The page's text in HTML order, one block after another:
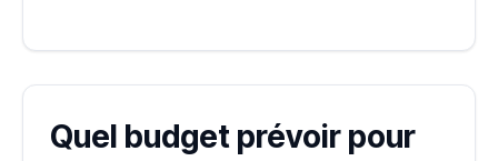
Quel budget prévoir pour